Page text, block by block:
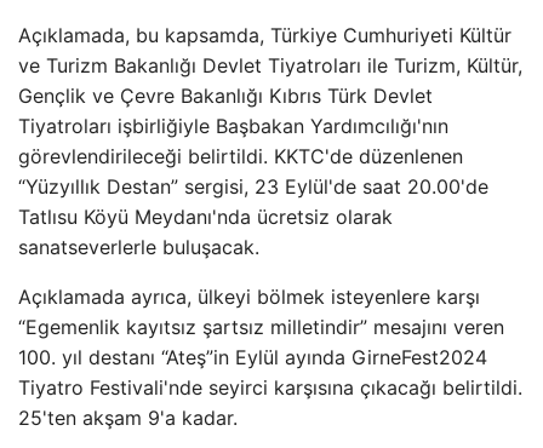
Açıklamada, bu kapsamda, Türkiye Cumhuriyeti Kültür
ve Turizm Bakanlığı Devlet Tiyatroları ile Turizm, Kültür,
Gençlik ve Çevre Bakanlığı Kıbrıs Türk Devlet
Tiyatroları işbirliğiyle Başbakan Yardımcılığı'nın
görevlendirileceği belirtildi. KKTC'de düzenlenen
“Yüzyıllık Destan” sergisi, 23 Eylül'de saat 20.00'de
Tatlısu Köyü Meydanı'nda ücretsiz olarak
sanatseverlerle buluşacak.
Açıklamada ayrıca, ülkeyi bölmek isteyenlere karşı
“Egemenlik kayıtsız şartsız milletindir” mesajını veren
100. yıl destanı “Ateş”in Eylül ayında GirneFest2024
Tiyatro Festivali'nde seyirci karşısına çıkacağı belirtildi.
25'ten akşam 9'a kadar.